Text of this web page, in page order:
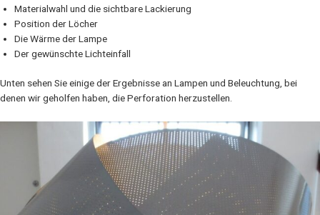
Materialwahl und die sichtbare Lackierung
Position der Löcher
Die Wärme der Lampe
Der gewünschte Lichteinfall
Unten sehen Sie einige der Ergebnisse an Lampen und Beleuchtung, bei
denen wir geholfen haben, die Perforation herzustellen.